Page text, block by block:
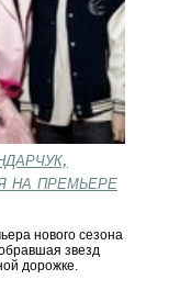
на премьере
нового сезона
звезд
дорожке.